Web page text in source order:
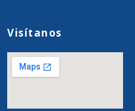
Visítanos